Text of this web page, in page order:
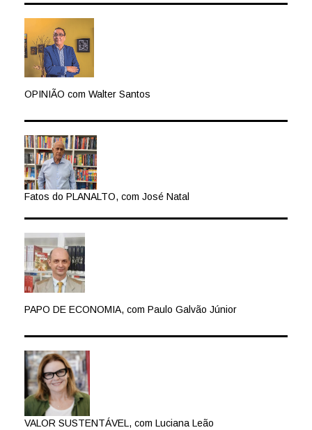
OPINIÃO com Walter Santos
Fatos do PLANALTO, com José Natal
PAPO DE ECONOMIA, com Paulo Galvão Júnior
VALOR SUSTENTÁVEL, com Luciana Leão